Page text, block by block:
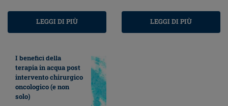
LEGGI DI PIÙ LEGGI DI PIÙ
I benefici della
terapia in acqua post
intervento chirurgico
oncologico (e non
solo)